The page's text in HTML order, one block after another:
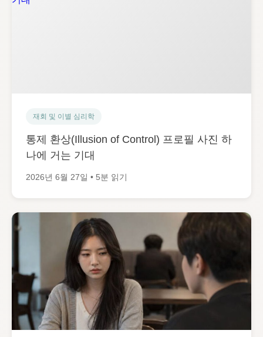
재회 및 이별 심리학
통제 환상(Illusion of Control) 프로필 사진 하
나에 거는 기대
2026년 6월 27일 • 5분 읽기